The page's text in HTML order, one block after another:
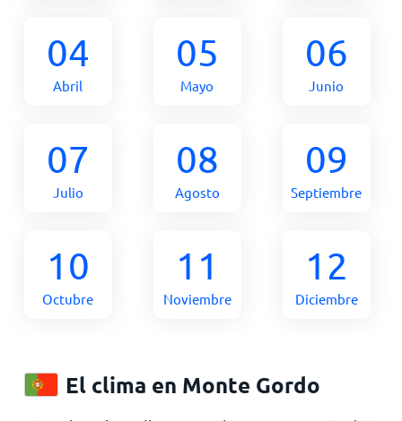
04
Abril
05
Mayo
06
Junio
07
Julio
08
Agosto
09
Septiembre
10
Octubre
11
Noviembre
12
Diciembre
El clima en Monte Gordo